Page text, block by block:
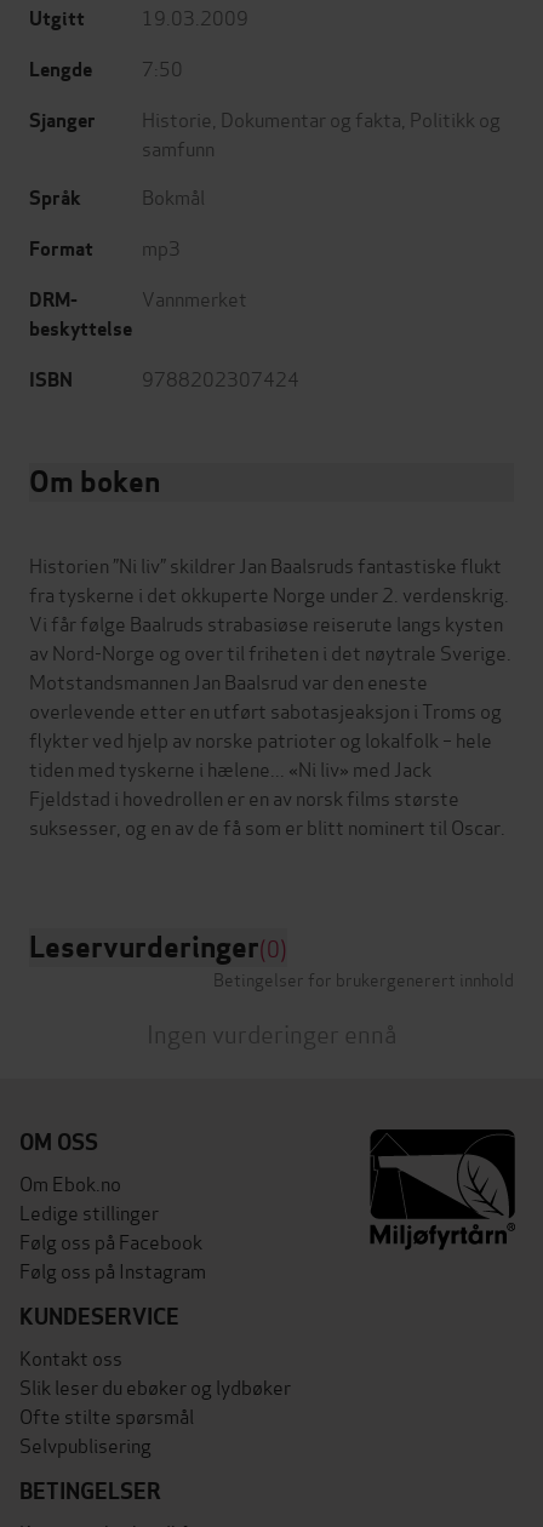
Utgitt 19.03.2009
Lengde 7:50
Sjanger Historie Dokumentar og fakta Politikk og
samfunn
Språk Bokmål
Format mp3
DRM-
beskyttelse
Vannmerket
ISBN 9788202307424
Om boken
Historien ”Ni liv” skildrer Jan Baalsruds fantastiske flukt
fra tyskerne i det okkuperte Norge under 2. verdenskrig.
Vi får følge Baalruds strabasiøse reiserute langs kysten
av Nord-Norge og over til friheten i det nøytrale Sverige.
Motstandsmannen Jan Baalsrud var den eneste
overlevende etter en utført sabotasjeaksjon i Troms og
flykter ved hjelp av norske patrioter og lokalfolk – hele
tiden med tyskerne i hælene... «Ni liv» med Jack
Fjeldstad i hovedrollen er en av norsk films største
suksesser, og en av de få som er blitt nominert til Oscar.
Leservurderinger(0)
Betingelser for brukergenerert innhold
Ingen vurderinger ennå
OM OSS
Om Ebok.no
Ledige stillinger
Følg oss på Facebook
Følg oss på Instagram
KUNDESERVICE
Kontakt oss
Slik leser du ebøker og lydbøker
Ofte stilte spørsmål
Selvpublisering
BETINGELSER